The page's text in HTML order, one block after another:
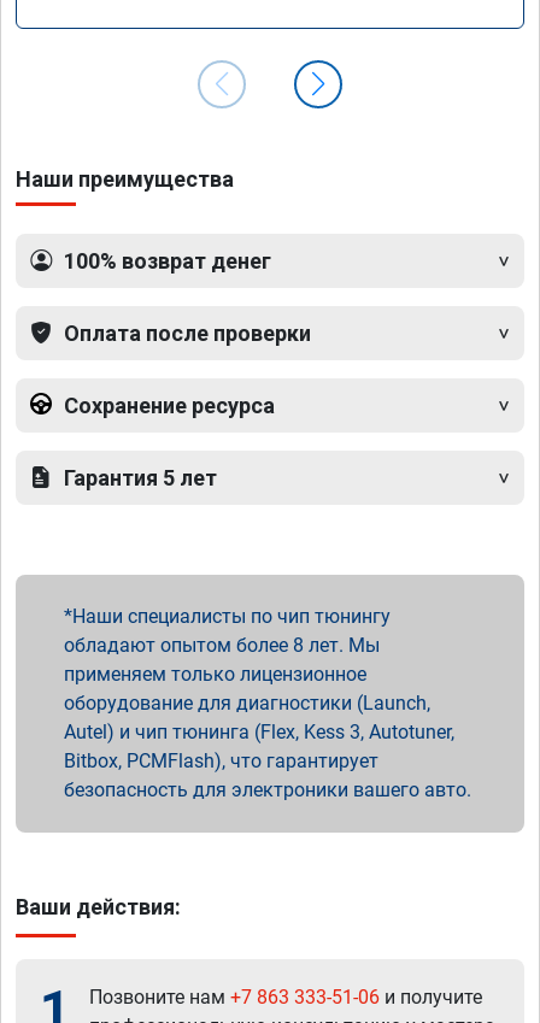
Наши преимущества
100% возврат денег
Оплата после проверки
Сохранение ресурса
Гарантия 5 лет
Наши специалисты по чип тюнингу
обладают опытом более 8 лет. Мы
применяем только лицензионное
оборудование для диагностики (Launch,
Autel) и чип тюнинга (Flex, Kess 3, Autotuner,
Bitbox, PCMFlash), что гарантирует
безопасность для электроники вашего авто.
Ваши действия:
1 Позвоните нам +7 863 333-51-06 и получите